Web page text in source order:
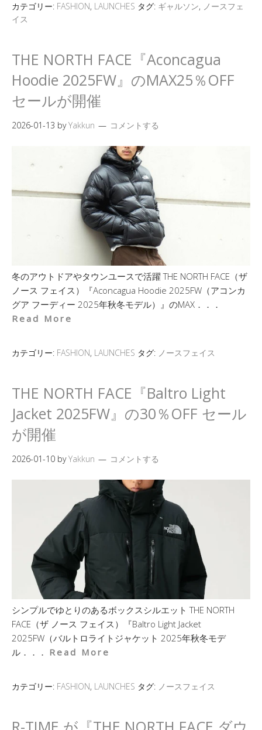
カテゴリー: FASHION, LAUNCHES タグ: ギャルソン, ノースフェ
イス
THE NORTH FACE『Aconcagua
Hoodie 2025FW』のMAX25％OFF
セールが開催
2026-01-13 byYakkun コメントする
冬のアウトドアやタウンユースで活躍 THE NORTH FACE（ザ
ノース フェイス）『Aconcagua Hoodie 2025FW（アコンカ
グア フーディー 2025年秋冬モデル）』のMAX．．．
Read More
カテゴリー: FASHION, LAUNCHES タグ: ノースフェイス
THE NORTH FACE『Baltro Light
Jacket 2025FW』の30％OFF セール
が開催
2026-01-10 byYakkun コメントする
シンプルでゆとりのあるボックスシルエット THE NORTH
FACE（ザ ノース フェイス）『Baltro Light Jacket
2025FW（バルトロライトジャケット 2025年秋冬モデ
ル．．． Read More
カテゴリー: FASHION, LAUNCHES タグ: ノースフェイス